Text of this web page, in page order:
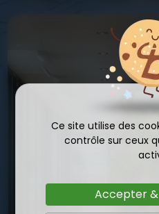
Ce site utilise des
contrôle sur ceux
Accepter